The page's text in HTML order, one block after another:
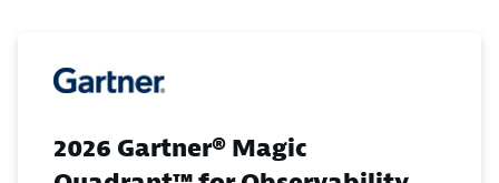
2026 Gartner® Magic